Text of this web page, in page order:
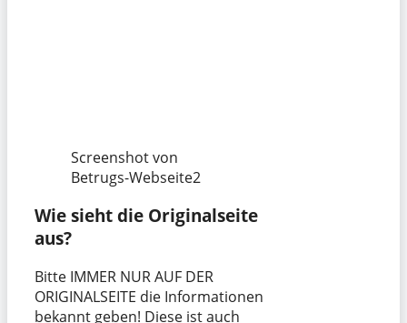
Screenshot von
Betrugs-Webseite2
Wie sieht die Originalseite
aus?
Bitte IMMER NUR AUF DER
ORIGINALSEITE die Informationen
bekannt geben! Diese ist auch